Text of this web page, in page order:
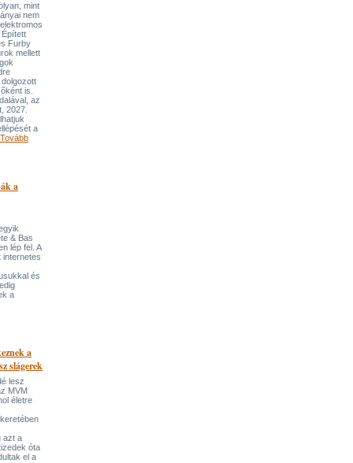
mint
nem
Furby
mellett
is.
az
2027.
a
Tovább
a
& Bas
lép fel. A
internetes
és
a
a
slágerek
lesz
MVM
életre
azt a
óta
el a